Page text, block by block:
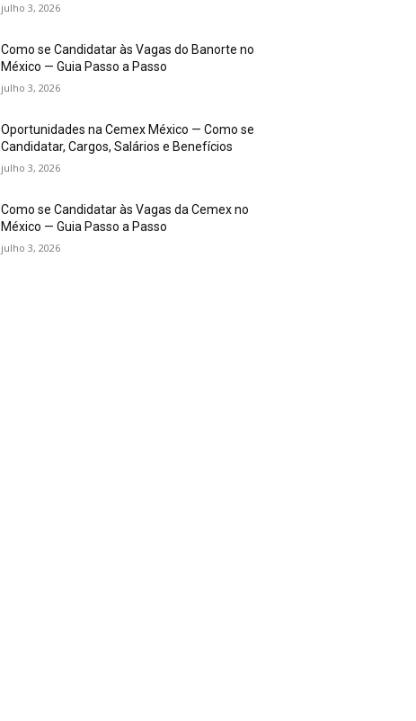
julho 3, 2026
Como se Candidatar às Vagas do Banorte no
México — Guia Passo a Passo
julho 3, 2026
Oportunidades na Cemex México — Como se
Candidatar, Cargos, Salários e Benefícios
julho 3, 2026
Como se Candidatar às Vagas da Cemex no
México — Guia Passo a Passo
julho 3, 2026